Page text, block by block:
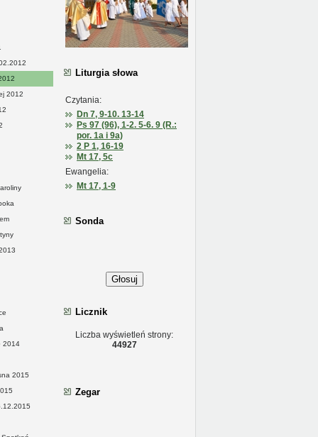
2012
2014
2015
Liturgia słowa
Czytania:
Dn 7, 9-10. 13-14
Ps 97 (96), 1-2. 5-6. 9 (R.:
por. 1a i 9a)
2 P 1, 16-19
Mt 17, 5c
Ewangelia:
Mt 17, 1-9
Sonda
Głosuj
Licznik
Liczba wyświetleń strony:
44927
Zegar